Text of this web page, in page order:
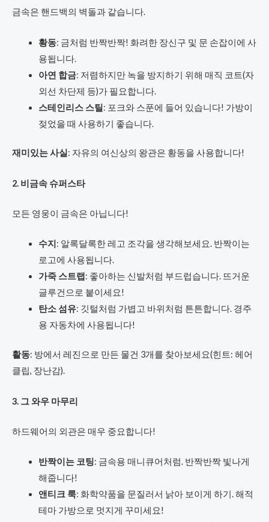
금속은 핸드백의 벽돌과 같습니다.
황동: 금처럼 반짝반짝! 화려한 장신구 및 문 손잡이에 사
용됩니다.
아연 합금: 저렴하지만 녹을 방지하기 위해 매직 코트(자
외선 차단제 등)가 필요합니다.
스테인리스 스틸: 포크와 스푼에 들어 있습니다! 가방이
젖었을 때 사용하기 좋습니다.
재미있는 사실: 자유의 여신상의 왕관은 황동을 사용합니다!
2. 비금속 슈퍼스타
모든 영웅이 금속은 아닙니다!
수지 : 알록달록한 레고 조각을 생각해보세요. 반짝이는
로고에 사용됩니다.
가죽 스트랩 : 좋아하는 신발처럼 부드럽습니다. 뜨거운
글루건으로 붙이세요!
탄소 섬유: 깃털처럼 가볍고 바위처럼 튼튼합니다. 경주
용 자동차에 사용됩니다!
활동: 방에서 레진으로 만든 물건 3개를 찾아보세요(힌트: 헤어
클립, 장난감).
3. 그 와우 마무리
하드웨어의 외관은 매우 중요합니다!
반짝이는 코팅: 금속용 매니큐어처럼. 반짝반짝 빛나게
해줍니다!
앤티크 룩: 화학약품을 문질러서 낡아 보이게 하기. 해적
테마 가방으로 멋지게 꾸미세요!